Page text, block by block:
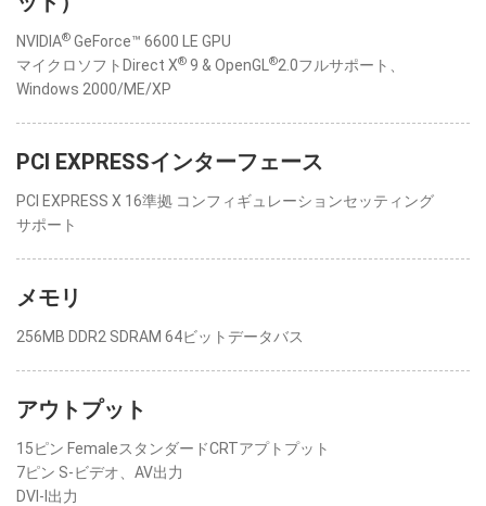
NVIDIA® GeForce™ 6600 LE GPU
マイクロソフトDirect X® 9 & OpenGL ®2.0フルサポート、
Windows 2000/ME/XP
PCI EXPRESSインターフェース
PCI EXPRESS X 16準拠 コンフィギュレーションセッティング
サポート
メモリ
256MB DDR2 SDRAM 64ビットデータバス
アウトプット
15ピン FemaleスタンダードCRTアプトプット
7ピン S-ビデオ、AV出力
DVI-I出力